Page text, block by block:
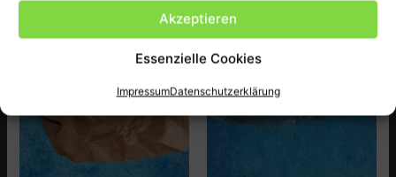
Akzeptieren
Essenzielle Cookies
ImpressumDatenschutzerklärung